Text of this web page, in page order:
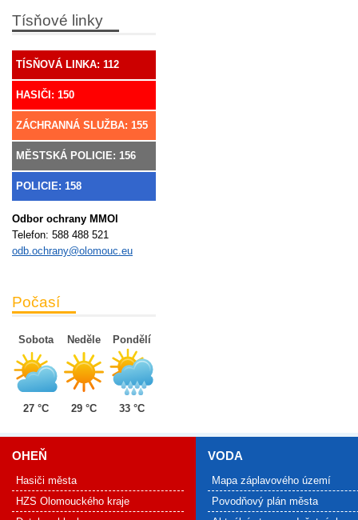
Tísňové linky
TÍSŇOVÁ LINKA: 112
HASIČI: 150
ZÁCHRANNÁ SLUŽBA: 155
MĚSTSKÁ POLICIE: 156
POLICIE: 158
Odbor ochrany MMOl
Telefon: 588 488 521
odb.ochrany@olomouc.eu
Počasí
Sobota
27 °C
Neděle
29 °C
Pondělí
33 °C
OHEŇ
Hasiči města
HZS Olomouckého kraje
VODA
Mapa záplavového území
Povodňový plán města